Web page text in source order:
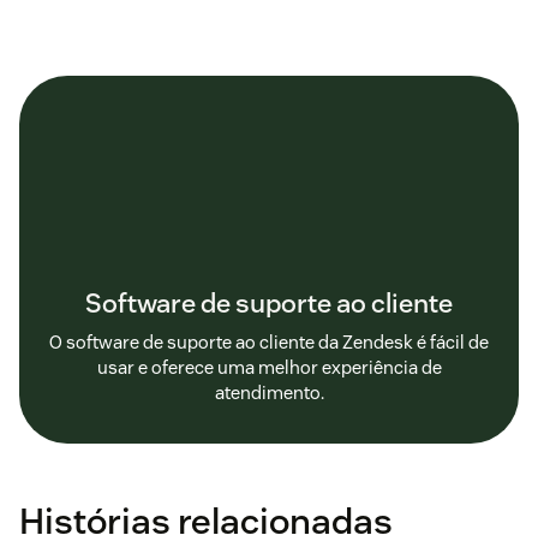
Software de suporte ao cliente
O software de suporte ao cliente da Zendesk é fácil de
usar e oferece uma melhor experiência de
atendimento.
Histórias relacionadas